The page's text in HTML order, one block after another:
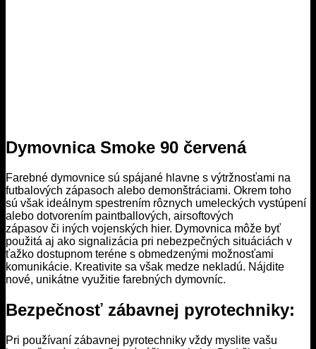
Dymovnica Smoke 90 červená
Farebné dymovnice sú spájané hlavne s výtržnosťami na
futbalových zápasoch alebo demonštráciami. Okrem toho
sú však ideálnym spestrením rôznych umeleckých vystúpení
alebo dotvorením paintballových, airsoftových
zápasov či iných vojenských hier. Dymovnica môže byť
použitá aj ako signalizácia pri nebezpečných situáciách v
ťažko dostupnom teréne s obmedzenými možnosťami
komunikácie. Kreativite sa však medze nekladú. Nájdite
nové, unikátne využitie farebných dymovníc.
Bezpečnosť zábavnej pyrotechniky:
Pri používaní zábavnej pyrotechniky vždy myslite vašu